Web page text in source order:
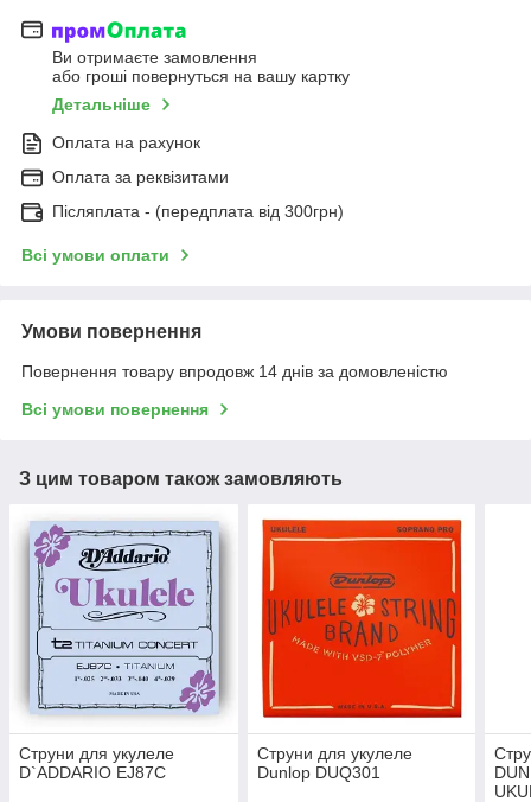
Ви отримаєте замовлення
або гроші повернуться на вашу картку
Детальніше
Оплата на рахунок
Оплата за реквізитами
Післяплата - (передплата від 300грн)
Всі умови оплати
Умови повернення
Повернення товару впродовж 14 днів за домовленістю
Всі умови повернення
З цим товаром також замовляють
Струни для укулеле
D`ADDARIO EJ87C
Струни для укулеле
Dunlop DUQ301